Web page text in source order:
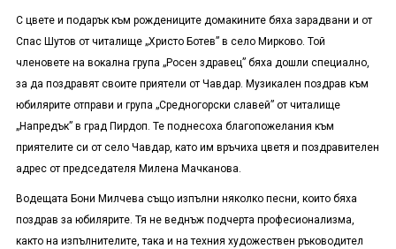
С цвете и подарък към рождениците домакините бяха зарадвани и от
Спас Шутов от читалище „Христо Ботев” в село Мирково. Той
членовете на вокална група „Росен здравец” бяха дошли специално,
за да поздравят своите приятели от Чавдар. Музикален поздрав към
юбилярите отправи и група „Средногорски славей” от читалище
„Напредък” в град Пирдоп. Те поднесоха благопожелания към
приятелите си от село Чавдар, като им връчиха цветя и поздравителен
адрес от председателя Милена Мачканова.
Водещата Бони Милчева също изпълни няколко песни, които бяха
поздрав за юбилярите. Тя не веднъж подчерта професионализма,
както на изпълнителите, така и на техния художествен ръководител